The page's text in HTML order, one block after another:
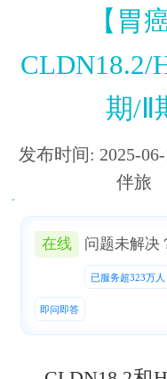
糖
【胃
CLDN18.2/
期/Ⅱ
发布时间: 2025-
伴旅
问题仍未解决
已服务超323万人
马上提问
在线 问题未解决
已服务超323万人
即问即答